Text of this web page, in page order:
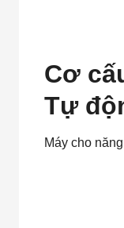
Cơ
Tự
Máy cho